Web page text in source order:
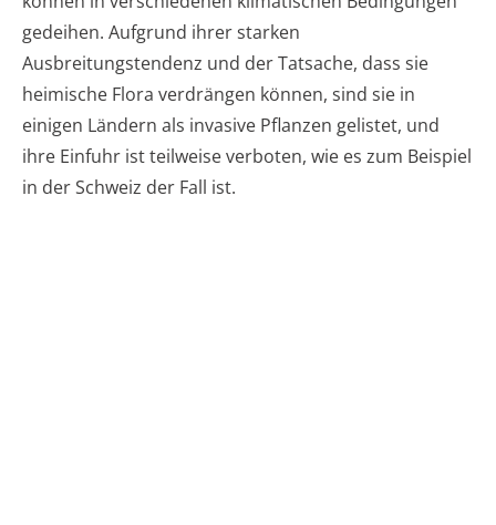
gedeihen. Aufgrund ihrer starken
Ausbreitungstendenz und der Tatsache, dass sie
heimische Flora verdrängen können, sind sie in
einigen Ländern als invasive Pflanzen gelistet, und
ihre Einfuhr ist teilweise verboten, wie es zum Beispiel
in der Schweiz der Fall ist.